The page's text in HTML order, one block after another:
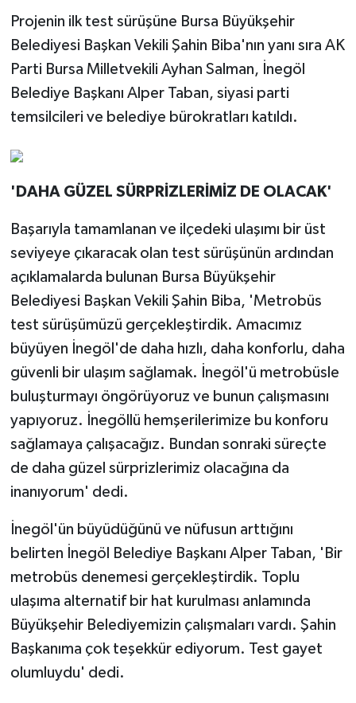
Projenin ilk test sürüşüne Bursa Büyükşehir
Belediyesi Başkan Vekili Şahin Biba'nın yanı sıra AK
Parti Bursa Milletvekili Ayhan Salman, İnegöl
Belediye Başkanı Alper Taban, siyasi parti
temsilcileri ve belediye bürokratları katıldı.
'DAHA GÜZEL SÜRPRİZLERİMİZ DE OLACAK'
Başarıyla tamamlanan ve ilçedeki ulaşımı bir üst
seviyeye çıkaracak olan test sürüşünün ardından
açıklamalarda bulunan Bursa Büyükşehir
Belediyesi Başkan Vekili Şahin Biba, 'Metrobüs
test sürüşümüzü gerçekleştirdik. Amacımız
büyüyen İnegöl'de daha hızlı, daha konforlu, daha
güvenli bir ulaşım sağlamak. İnegöl'ü metrobüsle
buluşturmayı öngörüyoruz ve bunun çalışmasını
yapıyoruz. İnegöllü hemşerilerimize bu konforu
sağlamaya çalışacağız. Bundan sonraki süreçte
de daha güzel sürprizlerimiz olacağına da
inanıyorum' dedi.
İnegöl'ün büyüdüğünü ve nüfusun arttığını
belirten İnegöl Belediye Başkanı Alper Taban, 'Bir
metrobüs denemesi gerçekleştirdik. Toplu
ulaşıma alternatif bir hat kurulması anlamında
Büyükşehir Belediyemizin çalışmaları vardı. Şahin
Başkanıma çok teşekkür ediyorum. Test gayet
olumluydu' dedi.